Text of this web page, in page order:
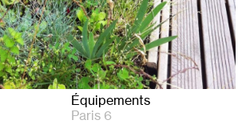
Équipements
Paris 6